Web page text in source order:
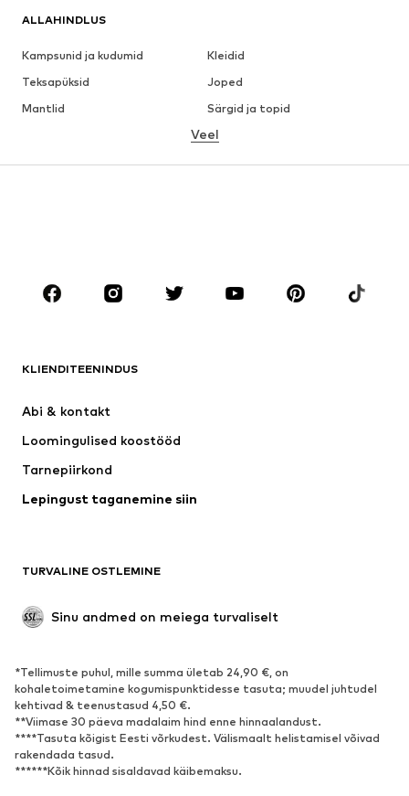
ALLAHINDLUS
Kampsunid ja kudumid
Kleidid
Teksapüksid
Joped
Mantlid
Särgid ja topid
Pesu
Seelikud
Pluusid ja tuunikad
Aksessuaarid
Premium
Uus
Pesu
Mantlid
Sündmused
Eksklusiivne
JALANÕUD
Uus
Vabaaja jalanõud
Pahkluusaapad
Kontsasaapad ja -kingad
Saapad
Veel
KLIENDITEENINDUS
Abi & kontakt
Loomingulised koostööd
Tarnepiirkond
Lepingust taganemine siin
TURVALINE OSTLEMINE
Sinu andmed on meiega turvaliselt
*Tellimuste puhul, mille summa ületab 24,90 €, on
kohaletoimetamine kogumispunktidesse tasuta; muudel juhtudel
kehtivad & teenustasud 4,50 €.
**Viimase 30 päeva madalaim hind enne hinnaalandust.
****Tasuta kõigist Eesti võrkudest. Välismaalt helistamisel võivad
rakendada tasud.
******Kõik hinnad sisaldavad käibemaksu.